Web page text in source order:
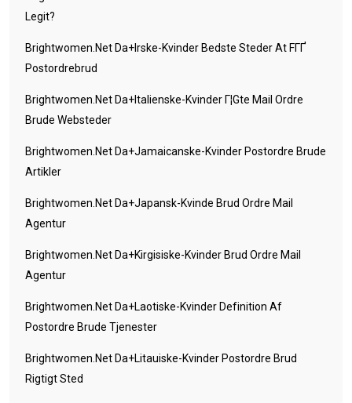
Legit?
Brightwomen.net Da+irske-Kvinder Bedste Steder At FГҐ
Postordrebrud
Brightwomen.net Da+italienske-Kvinder Г¦gte Mail Ordre
Brude Websteder
Brightwomen.net Da+jamaicanske-Kvinder Postordre Brude
Artikler
Brightwomen.net Da+japansk-Kvinde Brud Ordre Mail
Agentur
Brightwomen.net Da+kirgisiske-Kvinder Brud Ordre Mail
Agentur
Brightwomen.net Da+laotiske-Kvinder Definition Af
Postordre Brude Tjenester
Brightwomen.net Da+litauiske-Kvinder Postordre Brud
Rigtigt Sted